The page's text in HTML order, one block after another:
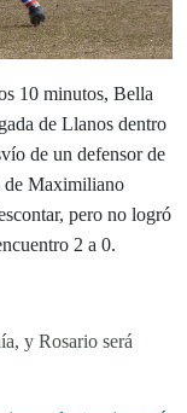
10 minutos, Bella
de Llanos dentro
de un defensor de
de Maximiliano
pero no logró
2 a 0.
y Rosario será